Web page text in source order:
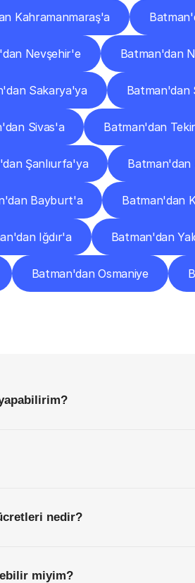
Kahramanmaraş'a
Nevşehir'e Batman'dan
Sakarya'ya Batman'dan
Sivas'a Batman'dan
Şanlıurfa'ya Batman'dan
Bayburt'a Batman'dan
Iğdır'a Batman'dan
Batman'dan Osmaniye
nedir?
miyim?